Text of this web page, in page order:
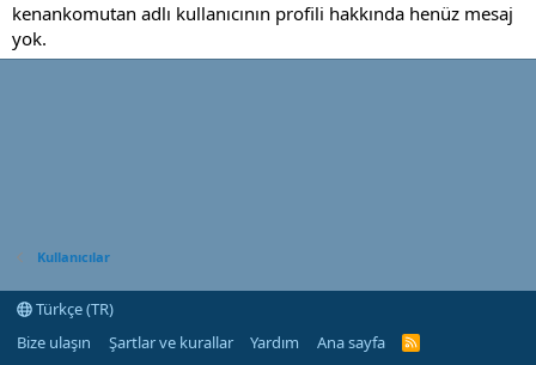
kenankomutan adlı kullanıcının profili hakkında henüz mesaj
yok.
Kullanıcılar
Türkçe (TR)
Bize ulaşın
Şartlar ve kurallar Yardım Ana sayfa
R